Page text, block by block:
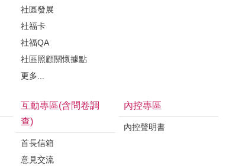
社區發展
社福卡
社福QA
社區照顧關懷據點
更多...
互動專區(含問卷調
查)
首長信箱
意見交流
內控專區
內控聲明書